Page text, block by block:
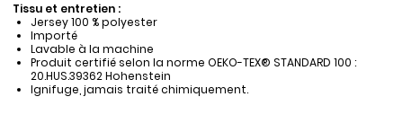
Tissu et entretien :
Jersey 100 % polyester
Importé
Lavable à la machine
Produit certifié selon la norme OEKO-TEX® STANDARD 100 :
20.HUS.39362 Hohenstein
Ignifuge, jamais traité chimiquement.